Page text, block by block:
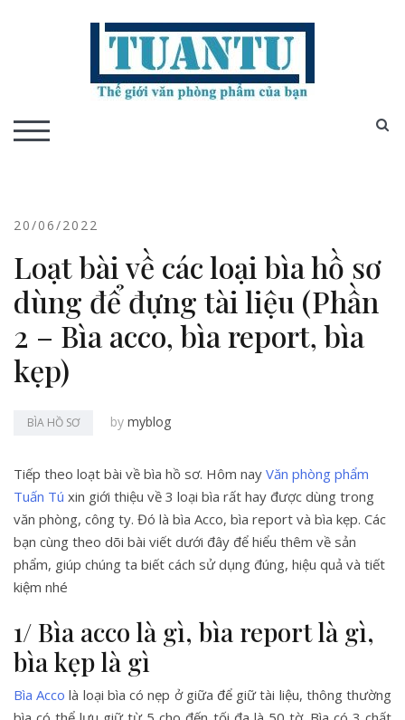
TOGGLE MOBILE MENU
20/06/2022
Loạt bài về các loại bìa hồ sơ
dùng để đựng tài liệu (Phần
2 – Bìa acco, bìa report, bìa
kẹp)
BÌA HỒ SƠ by myblog
Tiếp theo loạt bài về bìa hồ sơ. Hôm nay Văn phòng phẩm
Tuấn Tú xin giới thiệu về 3 loại bìa rất hay được dùng trong
văn phòng, công ty. Đó là bìa Acco, bìa report và bìa kẹp. Các
bạn cùng theo dõi bài viết dưới đây để hiểu thêm về sản
phẩm, giúp chúng ta biết cách sử dụng đúng, hiệu quả và tiết
kiệm nhé
1/ Bìa acco là gì, bìa report là gì,
bìa kẹp là gì
Bìa Acco là loại bìa có nẹp ở giữa để giữ tài liệu, thông thường